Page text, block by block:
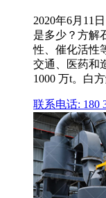
2020年6月11
是多少？方解
性、催化活性
交通、医药和
1000 万t。白
联系电话: 180